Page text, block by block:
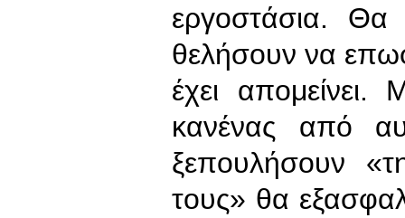
εργοστάσια.
θελήσουν να
έχει
κανένας από
ξεπουλήσουν
τους» θα